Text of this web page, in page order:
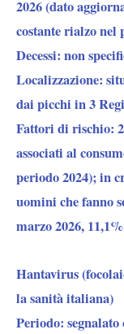
2026 (dato
costante rialzo
Decessi: non
Localizzazione:
dai picchi in 3
Fattori di rischio:
associati al
periodo 2024); in
uomini che fanno
marzo 2026,
Hantavirus
la sanità italiana)
Periodo: